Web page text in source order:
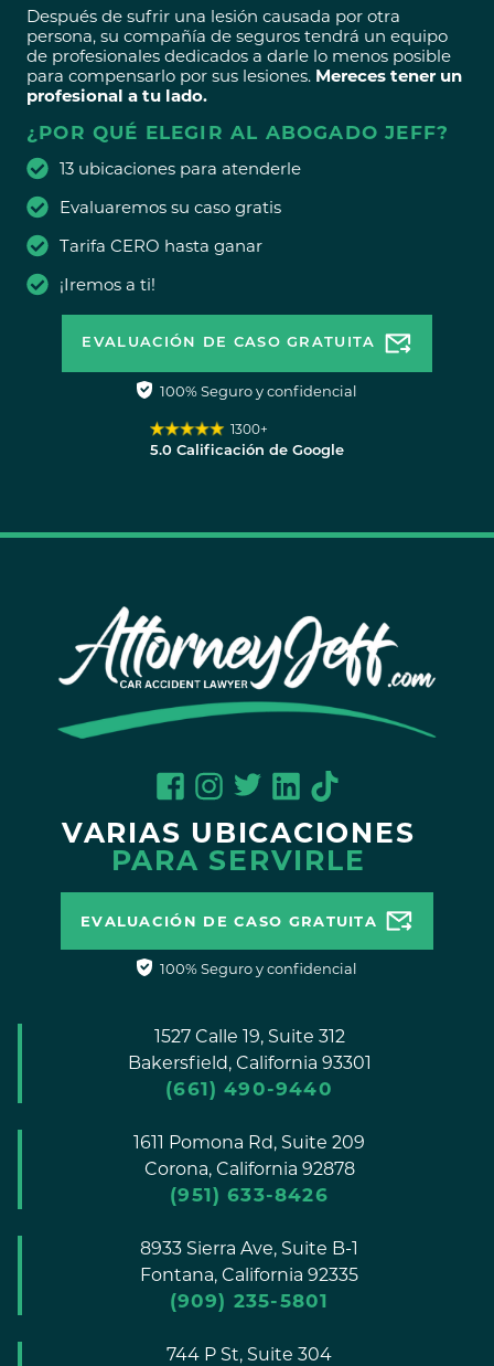
Después de sufrir una lesión causada por otra
persona, su compañía de seguros tendrá un equipo
de profesionales dedicados a darle lo menos posible
para compensarlo por sus lesiones. Mereces tener un
profesional a tu lado.
¿POR QUÉ ELEGIR AL ABOGADO JEFF?
13 ubicaciones para atenderle
Evaluaremos su caso gratis
Tarifa CERO hasta ganar
¡Iremos a ti!
EVALUACIÓN DE CASO GRATUITA
100% Seguro y confidencial
1300+
5.0 Calificación de Google
VARIAS UBICACIONES
PARA SERVIRLE
EVALUACIÓN DE CASO GRATUITA
100% Seguro y confidencial
1527 Calle 19, Suite 312
Bakersfield, California 93301
(661) 490-9440
1611 Pomona Rd, Suite 209
Corona, California 92878
(951) 633-8426
8933 Sierra Ave, Suite B-1
Fontana, California 92335
(909) 235-5801
744 P St, Suite 304